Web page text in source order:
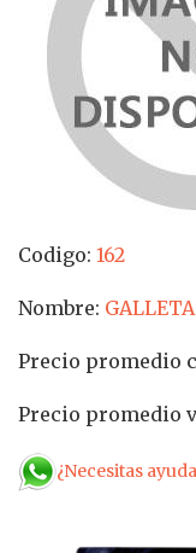
Codigo: 162
Nombre:
Precio promedio
Precio promedio
¿Necesitas